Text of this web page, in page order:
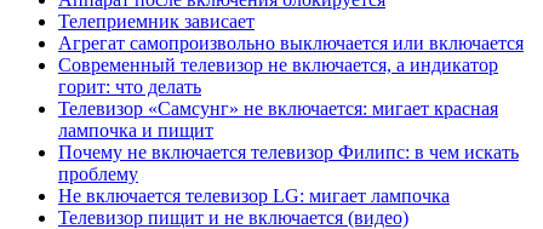
Телеприемник зависает
Агрегат самопроизвольно выключается или включается
Современный телевизор не включается, а индикатор
горит: что делать
Телевизор «Самсунг» не включается: мигает красная
лампочка и пищит
Почему не включается телевизор Филипс: в чем искать
проблему
Не включается телевизор LG: мигает лампочка
Телевизор пищит и не включается (видео)